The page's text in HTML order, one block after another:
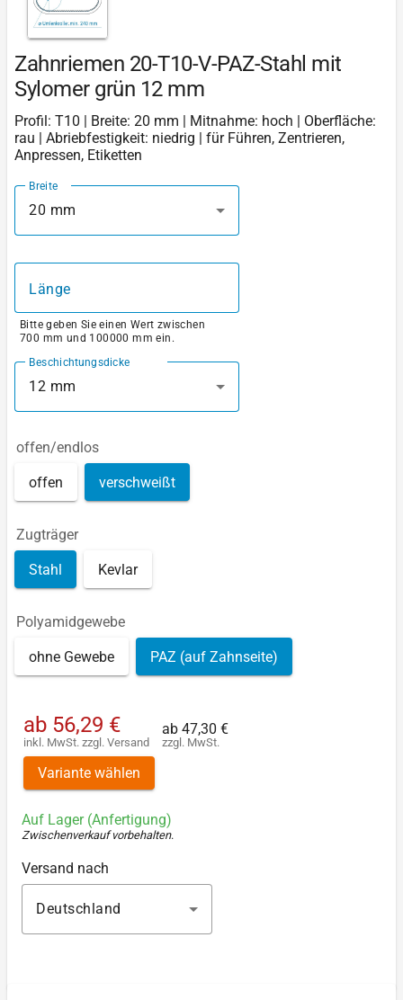
Zahnriemen 20-T10-V-PAZ-Stahl mit
Sylomer grün 12 mm
Profil: T10 | Breite: 20 mm | Mitnahme: hoch | Oberfläche:
rau | Abriebfestigkeit: niedrig | für Führen, Zentrieren,
Anpressen, Etiketten
Breite
20 mm
Länge
Bitte geben Sie einen Wert zwischen
700 mm und 100000 mm ein.
Beschichtungsdicke
12 mm
offen/endlos
offen verschweißt
Zugträger
Stahl Kevlar
Polyamidgewebe
ohne Gewebe PAZ (auf Zahnseite)
ab 56,29 €
inkl. MwSt. zzgl. Versand
ab 47,30 €
zzgl. MwSt.
Variante wählen
Auf Lager (Anfertigung)
Zwischenverkauf vorbehalten.
Versand nach
Deutschland